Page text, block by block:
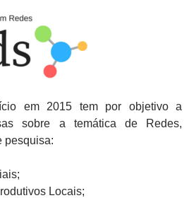
em 2015 tem por objetivo a
sobre a temática de Redes,
pesquisa:
Locais;